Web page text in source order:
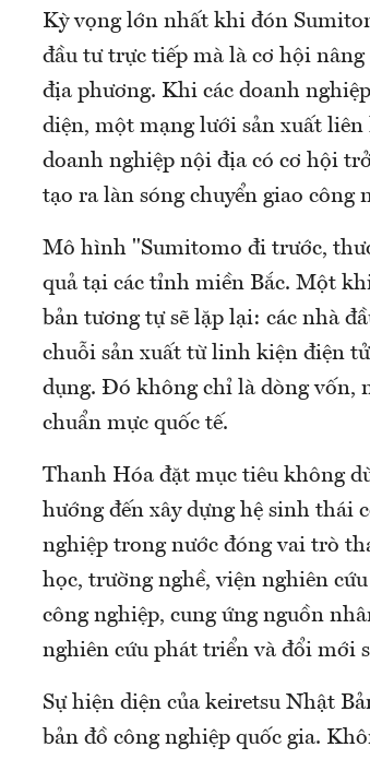
Kỳ vọng lớn nhất khi đón
đầu tư trực tiếp mà là cơ hội
địa phương. Khi các doanh
diện, một mạng lưới sản xuất liên
doanh nghiệp nội địa có cơ hội
tạo ra làn sóng chuyển giao công
Mô hình "Sumitomo đi trước,
quả tại các tỉnh miền Bắc. Một
bản tương tự sẽ lặp lại: các nhà
chuỗi sản xuất từ linh kiện điện
dụng. Đó không chỉ là dòng vốn,
chuẩn mực quốc tế.
Thanh Hóa đặt mục tiêu không
hướng đến xây dựng hệ sinh thái
nghiệp trong nước đóng vai trò
học, trường nghề, viện nghiên
công nghiệp, cung ứng nguồn
nghiên cứu phát triển và đổi mới
Sự hiện diện của keiretsu Nhật
bản đồ công nghiệp quốc gia.